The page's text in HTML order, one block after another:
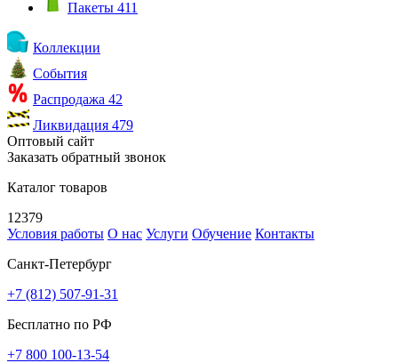
Пакеты 411
Коллекции
События
Распродажа 42
Ликвидация 479
Оптовый сайт
Заказать обратный звонок
Каталог товаров
12379
Условия работы О нас Услуги Обучение Контакты
Санкт-Петербург
+7 (812) 507-91-31
Бесплатно по РФ
+7 800 100-13-54